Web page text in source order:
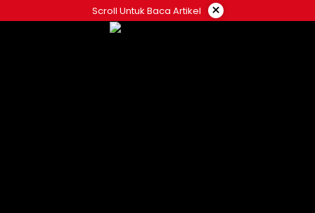
ke
Scroll Untuk Baca Artikel ×